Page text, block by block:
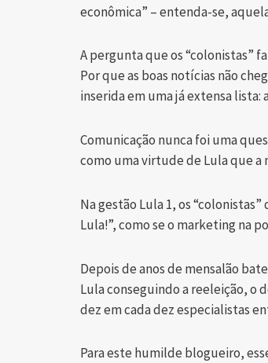
econômica” – entenda-se,
A pergunta que os “colonistas”
Por que as boas notícias não
inserida em uma já extensa lista:
Comunicação nunca foi uma
como uma virtude de Lula que a
Na gestão Lula 1, os
Lula!”, como se o marketing na
Depois de anos de mensalão
Lula conseguindo a reeleição, o
dez em cada dez especialistas
Para este humilde blogueiro,